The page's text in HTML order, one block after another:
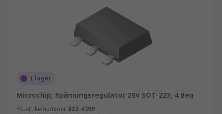
I lager
Microchip, Spänningsregulator 28V SOT-223, 4 Ben
RS-artikelnummer 823-4399